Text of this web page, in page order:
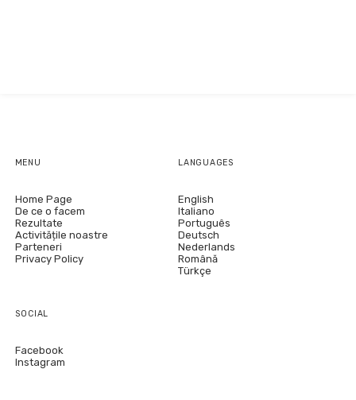
MENU
Home Page
De ce o facem
Rezultate
Activitățile noastre
Parteneri
Privacy Policy
LANGUAGES
English
Italiano
Português
Deutsch
Nederlands
Română
Türkçe
SOCIAL
Facebook
Instagram